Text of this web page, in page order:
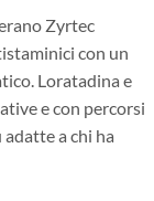
Zyrtec
con un
Loratadina e
e con percorsi
a chi ha